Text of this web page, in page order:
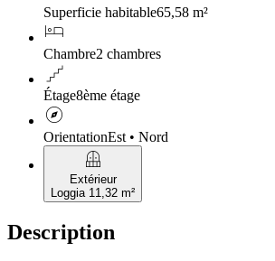
Superficie habitable65,58 m²
hotel
Chambre2 chambres
floor
Étage8ème étage
explore
OrientationEst • Nord
balcony
Extérieur
Loggia 11,32 m²
Description